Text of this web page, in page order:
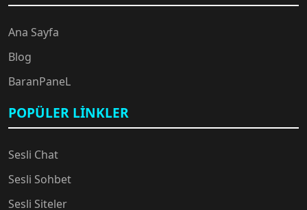
Ana Sayfa
Blog
BaranPaneL
POPÜLER LINKLER
Sesli Chat
Sesli Sohbet
Sesli Siteler